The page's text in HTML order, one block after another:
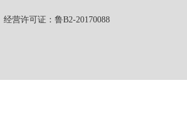
经营许可证：鲁B2-20170088